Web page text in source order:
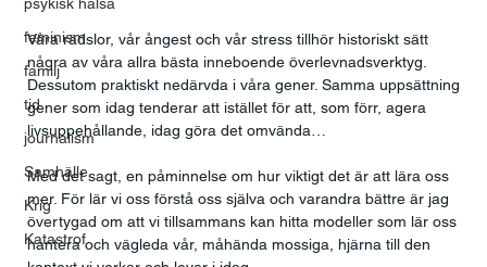
feminism
familj
tid
journalism
Samhälle
Krig
Katastrof
Våra rädslor, vår ångest och vår stress tillhör historiskt sätt
några av våra allra bästa inneboende överlevnadsverktyg.
Dessutom praktiskt nedärvda i våra gener. Samma uppsättning
gener som idag tenderar att istället för att, som förr, agera
livsuppehållande, idag göra det omvända…
Med det sagt, en påminnelse om hur viktigt det är att lära oss
mer. För lär vi oss förstå oss själva och varandra bättre är jag
övertygad om att vi tillsammans kan hitta modeller som lär oss
hantera och vägleda vår, måhända mossiga, hjärna till den